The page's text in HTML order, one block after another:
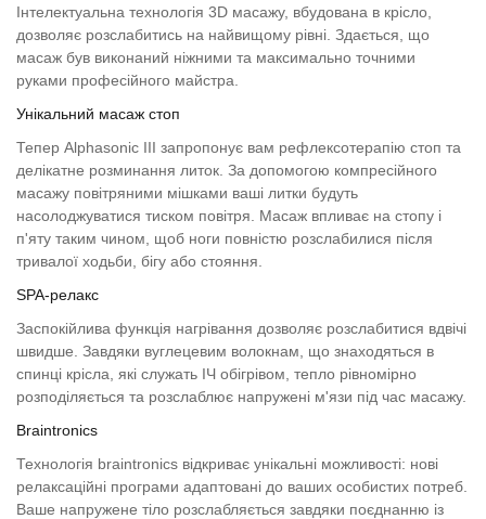
Інтелектуальна технологія 3D масажу, вбудована в крісло,
дозволяє розслабитись на найвищому рівні. Здається, що
масаж був виконаний ніжними та максимально точними
руками професійного майстра.
Унікальний масаж стоп
Тепер Alphasonic III запропонує вам рефлексотерапію стоп та
делікатне розминання литок. За допомогою компресійного
масажу повітряними мішками ваші литки будуть
насолоджуватися тиском повітря. Масаж впливає на стопу і
п'яту таким чином, щоб ноги повністю розслабилися після
тривалої ходьби, бігу або стояння.
SPA-релакс
Заспокійлива функція нагрівання дозволяє розслабитися вдвічі
швидше. Завдяки вуглецевим волокнам, що знаходяться в
спинці крісла, які служать ІЧ обігрівом, тепло рівномірно
розподіляється та розслаблює напружені м'язи під час масажу.
Braintronics
Технологія braintronics відкриває унікальні можливості: нові
релаксаційні програми адаптовані до ваших особистих потреб.
Ваше напружене тіло розслабляється завдяки поєднанню із